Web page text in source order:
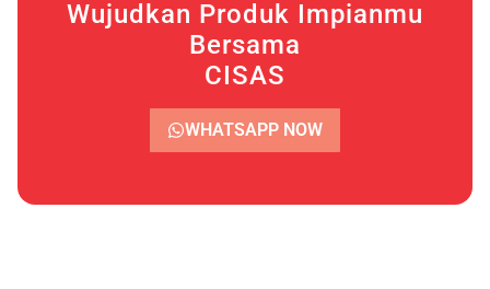
Wujudkan Produk Impianmu
Bersama
CISAS
WHATSAPP NOW